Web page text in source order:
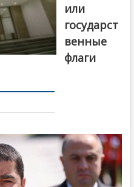
или
государст
венные
флаги